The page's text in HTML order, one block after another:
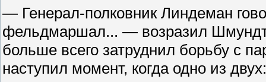
— Генерал-полковник Линдеман
фельдмаршал... — возразил
больше всего затруднил борьбу с
наступил момент, когда одно из